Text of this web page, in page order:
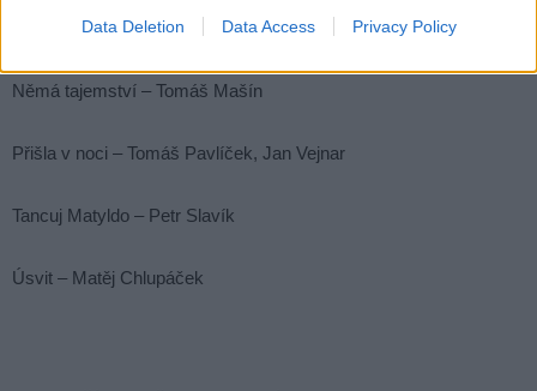
Data Deletion Data Access Privacy Policy
Bratři – Tomáš Mašín
Němá tajemství – Tomáš Mašín
Přišla v noci – Tomáš Pavlíček, Jan Vejnar
Tancuj Matyldo – Petr Slavík
Úsvit – Matěj Chlupáček